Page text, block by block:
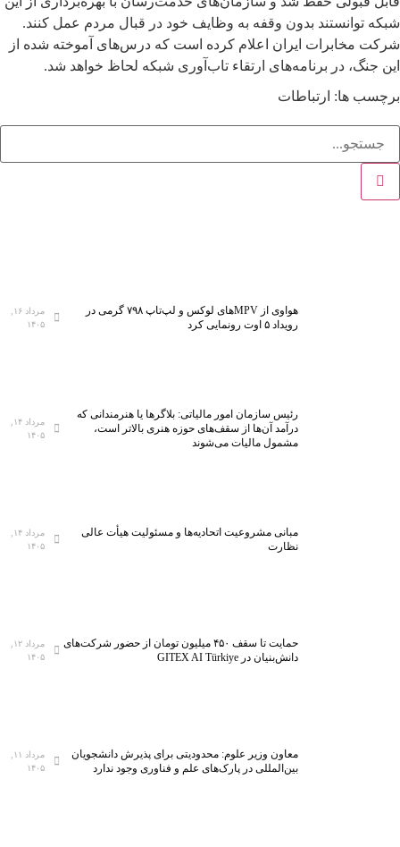
شبکه توانستند بدون وقفه به وظایف خود در قبال مردم عمل کنند.
شرکت مخابرات ایران اعلام کرده است که درس‌های آموخته شده از
این جنگ، در برنامه‌های ارتقاء تاب‌آوری شبکه لحاظ خواهد شد.
برچسب ها: ارتباطات
هواوی از MPVهای لوکس و لپ‌تاپ ۷۹۸ گرمی در
رویداد ۵ اوت رونمایی کرد
۱۴۰۵
رئیس سازمان امور مالیاتی: بلاگر‌ها یا هنرمندانی که
درآمد آن‌ها از سقف‌های حوزه هنری بالاتر است،
مشمول مالیات می‌شوند
۱۴۰۵
مبانی مشروعیت اتحادیه‌ها و مسئولیت هیأت عالی
نظارت
۱۴۰۵
حمایت تا سقف ۴۵۰ میلیون تومان از حضور شرکت‌های
دانش‌بنیان در GITEX AI Türkiye
۱۴۰۵
معاون وزیر علوم: محدودیتی برای پذیرش دانشجویان
بین‌المللی در پارک‌های علم و فناوری وجود ندارد
۱۴۰۵